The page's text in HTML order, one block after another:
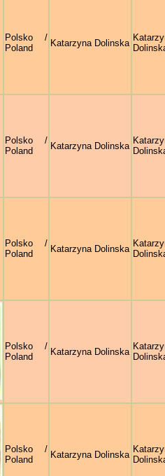
Polsko /
Poland
Katarzyna Dolinska
Polsko /
Poland
Katarzyna Dolinska
Polsko /
Poland
Katarzyna Dolinska
Polsko /
Poland
Katarzyna Dolinska
Polsko /
Poland
Katarzyna Dolinska